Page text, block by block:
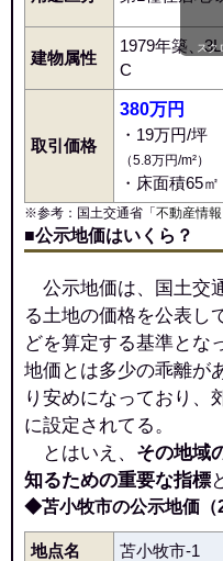
建物属性
1979年築、
C
取引価格
380万円
・19万円/坪
（5.8万円/m²）
・床面積65㎡
スク
※参考：国土交通省「 不動産情
■公示地価はいくら？
公示地価は、国土交
る土地の価格を公表し
どを算定する基準とな
地価とは多少の乖離が
り安めになっており、
に設定されてる。
とはいえ、 その地域
知るための重要な指標
◆苫小牧市の公示地価（
地点名 苫小牧市-1